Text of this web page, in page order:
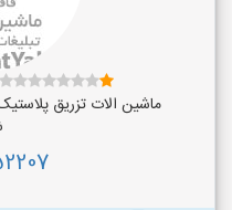
ماشین الات تزریق